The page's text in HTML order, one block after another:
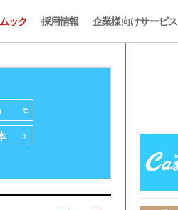
ック 採用情報 企業様向けサービス